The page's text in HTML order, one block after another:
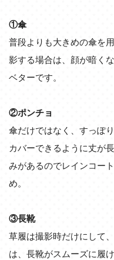
①傘
普段よりも大きめの傘を
影する場合は、顔が暗く
ベターです。
②ポンチョ
傘だけではなく、すっぽ
カバーできるように丈が
みがあるのでレインコー
め。
③長靴
草履は撮影時だけにして
は、長靴がスムーズに履